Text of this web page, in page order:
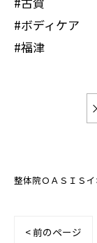
#ボディケア
#福津
整体院ＯＡＳＩＳ
< 前のページ